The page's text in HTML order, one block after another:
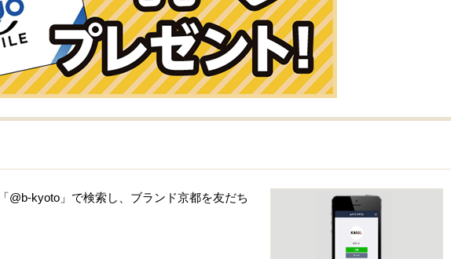
@b-kyoto」で検索し、ブランド京都を友だち